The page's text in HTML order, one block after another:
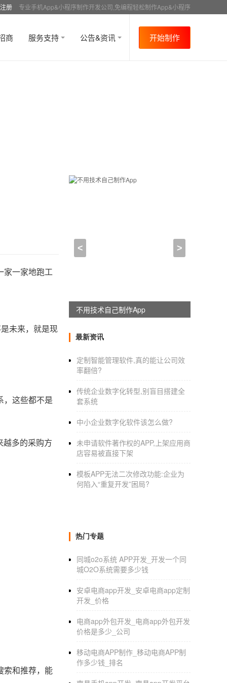
册 专业手机App&小程序制作开发公司,免编程轻松制作App&小程序
商 服务支持 公告&资讯 开始制作
家一家地跑工
未来，就是现
，这些都不是
越多的采购方
索和推荐，能
< >
不用技术自己制作App
最新资讯
定制智能管理软件,真的能让公司效
率翻倍?
传统企业数字化转型,别盲目搭建全
套系统
中小企业数字化软件该怎么做?
未申请软件著作权的APP,上架应用商
店容易被直接下架
模板APP无法二次修改功能:企业为
何陷入“重复开发”困局?
热门专题
同城o2o系统 APP开发_开发一个同
城O2O系统需要多少钱
安卓电商app开发_安卓电商app定制
开发_价格
电商app外包开发_电商app外包开发
价格是多少_公司
移动电商APP制作_移动电商APP制
作多少钱_排名